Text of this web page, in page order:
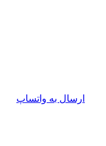
ارسال به واتساپ